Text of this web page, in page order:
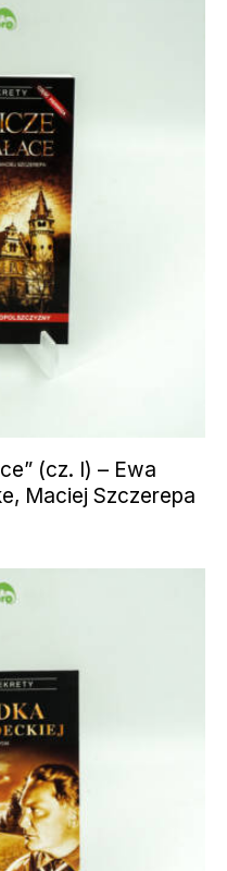
(cz. I) – Ewa
Maciej Szczerepa